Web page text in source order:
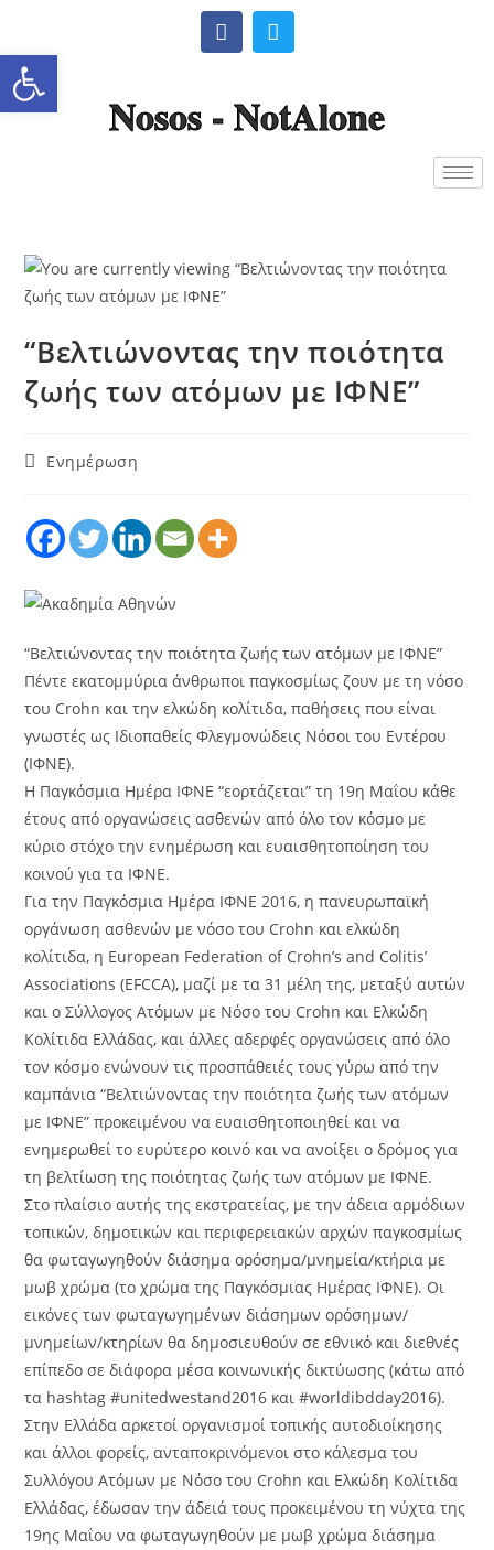
Nosos - NotAlone
“Βελτιώνοντας την ποιότητα
ζωής των ατόμων με ΙΦΝΕ”
Ενημέρωση
“Βελτιώνοντας την ποιότητα ζωής των ατόμων με ΙΦΝΕ”
Πέντε εκατομμύρια άνθρωποι παγκοσμίως ζουν με τη νόσο
του Crohn και την ελκώδη κολίτιδα, παθήσεις που είναι
γνωστές ως Ιδιοπαθείς Φλεγμονώδεις Νόσοι του Εντέρου
(ΙΦΝΕ).
Η Παγκόσμια Ημέρα ΙΦΝΕ “εορτάζεται” τη 19η Μαΐου κάθε
έτους από οργανώσεις ασθενών από όλο τον κόσμο με
κύριο στόχο την ενημέρωση και ευαισθητοποίηση του
κοινού για τα ΙΦΝΕ.
Για την Παγκόσμια Ημέρα ΙΦΝΕ 2016, η πανευρωπαϊκή
οργάνωση ασθενών με νόσο του Crohn και ελκώδη
κολίτιδα, η European Federation of Crohn’s and Colitis’
Associations (EFCCA), μαζί με τα 31 μέλη της, μεταξύ αυτών
και ο Σύλλογος Ατόμων με Νόσο του Crohn και Ελκώδη
Κολίτιδα Ελλάδας, και άλλες αδερφές οργανώσεις από όλο
τον κόσμο ενώνουν τις προσπάθειές τους γύρω από την
καμπάνια “Βελτιώνοντας την ποιότητα ζωής των ατόμων
με ΙΦΝΕ” προκειμένου να ευαισθητοποιηθεί και να
ενημερωθεί το ευρύτερο κοινό και να ανοίξει ο δρόμος για
τη βελτίωση της ποιότητας ζωής των ατόμων με ΙΦΝΕ.
Στο πλαίσιο αυτής της εκστρατείας, με την άδεια αρμόδιων
τοπικών, δημοτικών και περιφερειακών αρχών παγκοσμίως
θα φωταγωγηθούν διάσημα ορόσημα/μνημεία/κτήρια με
μωβ χρώμα (το χρώμα της Παγκόσμιας Ημέρας ΙΦΝΕ). Οι
εικόνες των φωταγωγημένων διάσημων ορόσημων/
μνημείων/κτηρίων θα δημοσιευθούν σε εθνικό και διεθνές
επίπεδο σε διάφορα μέσα κοινωνικής δικτύωσης (κάτω από
τα hashtag #unitedwestand2016 και #worldibdday2016).
Στην Ελλάδα αρκετοί οργανισμοί τοπικής αυτοδιοίκησης
και άλλοι φορείς, ανταποκρινόμενοι στο κάλεσμα του
Συλλόγου Ατόμων με Νόσο του Crohn και Ελκώδη Κολίτιδα
Ελλάδας, έδωσαν την άδειά τους προκειμένου τη νύχτα της
19ης Μαΐου να φωταγωγηθούν με μωβ χρώμα διάσημα
Ανοίξτε τη γραμμή